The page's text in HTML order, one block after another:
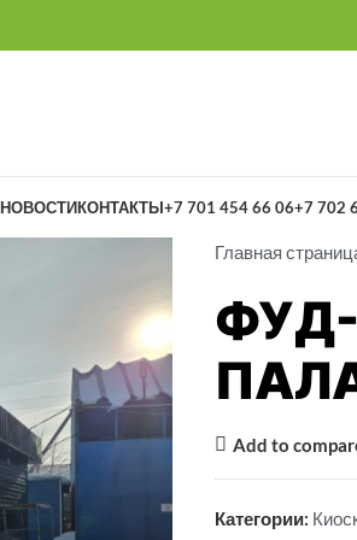
НОВОСТИКОНТАКТЫ+7 701 454 66 06+7 702
Главная
Add to
Категории: